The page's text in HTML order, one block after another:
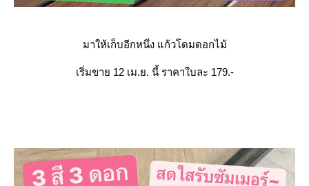
มาให้เก็บอีกหนึ่ง แก้วโดมดอกไม้
เริ่มขาย 12 เม.ย. นี้ ราคาใบละ 179.-